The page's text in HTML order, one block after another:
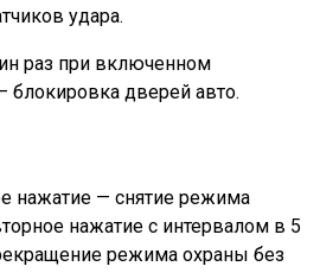
удара.
раз при включенном
блокировка дверей авто.
нажатие — снятие режима
нажатие с интервалом в 5
режима охраны без